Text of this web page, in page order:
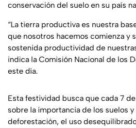
conservación del suelo en su país
“La tierra productiva es nuestra
que nosotros hacemos comienza y
sostenida productividad de
indica la Comisión Nacional de los
este día.
Esta festividad busca que cada 7
sobre la importancia de los suelos y
deforestación, el uso